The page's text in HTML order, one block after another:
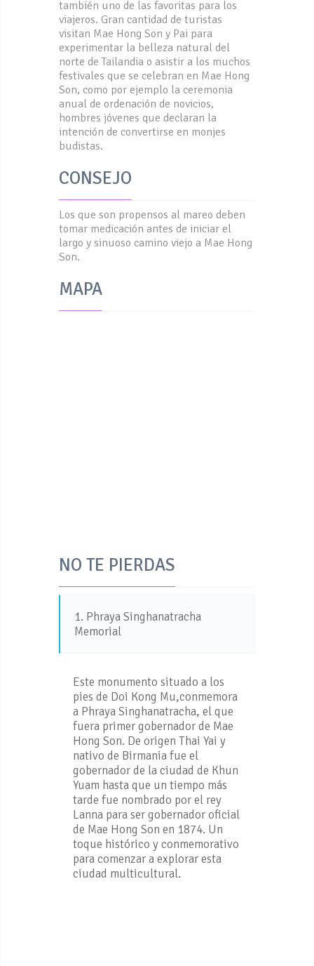
también uno de las favoritas para los
viajeros. Gran cantidad de turistas
visitan Mae Hong Son y Pai para
experimentar la belleza natural del
norte de Tailandia o asistir a los muchos
festivales que se celebran en Mae Hong
Son, como por ejemplo la ceremonia
anual de ordenación de novicios,
hombres jóvenes que declaran la
intención de convertirse en monjes
budistas.
CONSEJO
Los que son propensos al mareo deben
tomar medicación antes de iniciar el
largo y sinuoso camino viejo a Mae Hong
Son.
MAPA
NO TE PIERDAS
1. Phraya Singhanatracha
Memorial
Este monumento situado a los
pies de Doi Kong Mu,conmemora
a Phraya Singhanatracha, el que
fuera primer gobernador de Mae
Hong Son. De origen Thai Yai y
nativo de Birmania fue el
gobernador de la ciudad de Khun
Yuam hasta que un tiempo más
tarde fue nombrado por el rey
Lanna para ser gobernador oficial
de Mae Hong Son en 1874. Un
toque histórico y conmemorativo
para comenzar a explorar esta
ciudad multicultural.